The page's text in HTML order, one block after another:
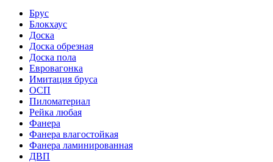
Брус
Блокхаус
Доска
Доска обрезная
Доска пола
Евровагонка
Имитация бруса
ОСП
Пиломатериал
Рейка любая
Фанера
Фанера влагостойкая
Фанера ламинированная
ДВП